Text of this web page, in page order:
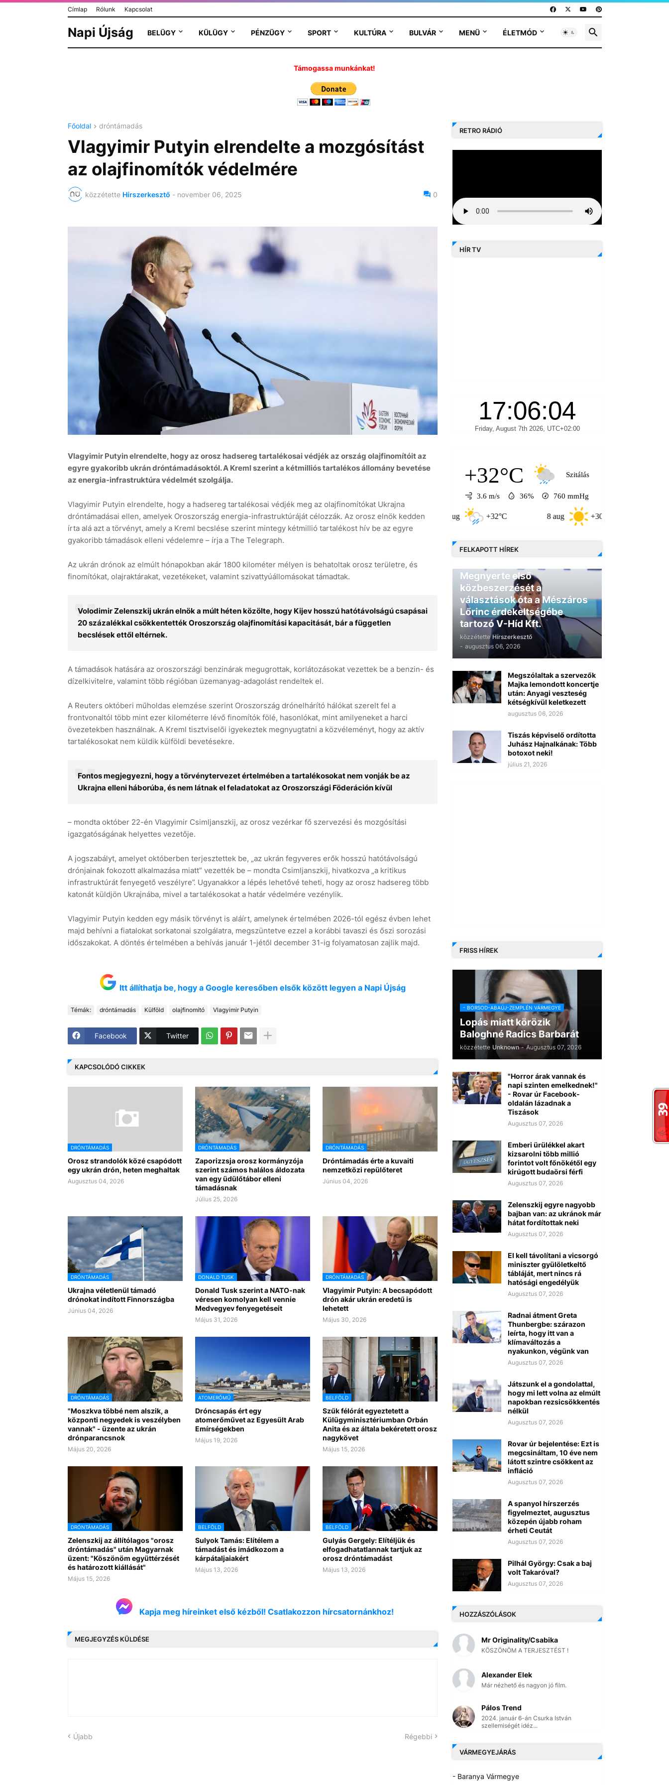
Címlap Rólunk Kapcsolat
Napi Újság BELÜGY KÜLÜGY PÉNZÜGY SPORT KULTÚRA BULVÁR MENÜ ÉLETMÓD
Támogassa munkánkat!
Főoldal dróntámadás
Vlagyimir Putyin elrendelte a mozgósítást
az olajfinomítók védelmére
közzétette Hírszerkesztő - november 06, 2025 0
Vlagyimir Putyin elrendelte, hogy az orosz hadsereg tartalékosai védjék az ország olajfinomítóit az
egyre gyakoribb ukrán dróntámadásoktól. A Kreml szerint a kétmilliós tartalékos állomány bevetése
az energia-infrastruktúra védelmét szolgálja.
Vlagyimir Putyin elrendelte, hogy a hadsereg tartalékosai védjék meg az olajfinomítókat Ukrajna
dróntámadásai ellen, amelyek Oroszország energia-infrastruktúráját célozzák. Az orosz elnök kedden
írta alá azt a törvényt, amely a Kreml becslése szerint mintegy kétmillió tartalékost hív be az egyre
gyakoribb támadások elleni védelemre – írja a The Telegraph.
Az ukrán drónok az elmúlt hónapokban akár 1800 kilométer mélyen is behatoltak orosz területre, és
finomítókat, olajraktárakat, vezetékeket, valamint szivattyúállomásokat támadtak.
Volodimir Zelenszkij ukrán elnök a múlt héten közölte, hogy Kijev hosszú hatótávolságú csapásai
20 százalékkal csökkentették Oroszország olajfinomítási kapacitását, bár a független
becslések ettől eltérnek.
A támadások hatására az oroszországi benzinárak megugrottak, korlátozásokat vezettek be a benzin- és
dízelkivitelre, valamint több régióban üzemanyag-adagolást rendeltek el.
A Reuters októberi műholdas elemzése szerint Oroszország drónelhárító hálókat szerelt fel a
frontvonaltól több mint ezer kilométerre lévő finomítók fölé, hasonlókat, mint amilyeneket a harci
övezetekben használnak. A Kreml tisztviselői igyekeztek megnyugtatni a közvéleményt, hogy az aktív
tartalékosokat nem küldik külföldi bevetésekre.
Fontos megjegyezni, hogy a törvénytervezet értelmében a tartalékosokat nem vonják be az
Ukrajna elleni háborúba, és nem látnak el feladatokat az Oroszországi Föderáción kívül
– mondta október 22-én Vlagyimir Csimljanszkij, az orosz vezérkar fő szervezési és mozgósítási
igazgatóságának helyettes vezetője.
A jogszabályt, amelyet októberben terjesztettek be, „az ukrán fegyveres erők hosszú hatótávolságú
drónjainak fokozott alkalmazása miatt” vezették be – mondta Csimljanszkij, hivatkozva „a kritikus
infrastruktúrát fenyegető veszélyre”. Ugyanakkor a lépés lehetővé teheti, hogy az orosz hadsereg több
katonát küldjön Ukrajnába, mivel a tartalékosokat a határ védelmére vezénylik.
Vlagyimir Putyin kedden egy másik törvényt is aláírt, amelynek értelmében 2026-tól egész évben lehet
majd behívni a fiatalokat sorkatonai szolgálatra, megszüntetve ezzel a korábbi tavaszi és őszi sorozási
időszakokat. A döntés értelmében a behívás január 1-jétől december 31-ig folyamatosan zajlik majd.
Itt állíthatja be, hogy a Google keresőben elsők között legyen a Napi Újság
Témák: dróntámadás Külföld olajfinomító Vlagyimir Putyin
Facebook Twitter
KAPCSOLÓDÓ CIKKEK
DRÓNTÁMADÁS
Orosz strandolók közé csapódott
egy ukrán drón, heten meghaltak
Augusztus 04, 2026
DRÓNTÁMADÁS
Zaporizzsja orosz kormányzója
szerint számos halálos áldozata
van egy üdülőtábor elleni
támadásnak
Július 25, 2026
DRÓNTÁMADÁS
Dróntámadás érte a kuvaiti
nemzetközi repülőteret
Június 04, 2026
DRÓNTÁMADÁS
Ukrajna véletlenül támadó
drónokat indított Finnországba
Június 04, 2026
DONALD TUSK
Donald Tusk szerint a NATO-nak
véresen komolyan kell vennie
Medvegyev fenyegetéseit
Május 31, 2026
DRÓNTÁMADÁS
Vlagyimir Putyin: A becsapódott
drón akár ukrán eredetű is
lehetett
Május 30, 2026
DRÓNTÁMADÁS
"Moszkva többé nem alszik, a
központi negyedek is veszélyben
vannak" - üzente az ukrán
drónparancsnok
Május 20, 2026
ATOMERŐMŰ
Dróncsapás ért egy
atomerőművet az Egyesült Arab
Emírségekben
Május 19, 2026
BELFÖLD
Szűk félórát egyeztetett a
Külügyminisztériumban Orbán
Anita és az általa bekéretett orosz
nagykövet
Május 15, 2026
DRÓNTÁMADÁS
Zelenszkij az állítólagos "orosz
dróntámadás" után Magyarnak
üzent: "Köszönöm együttérzését
és határozott kiállását"
Május 15, 2026
BELFÖLD
Sulyok Tamás: Elítélem a
támadást és imádkozom a
kárpátaljaiakért
Május 13, 2026
BELFÖLD
Gulyás Gergely: Elítéljük és
elfogadhatatlannak tartjuk az
orosz dróntámadást
Május 13, 2026
Kapja meg híreinket első kézből! Csatlakozzon hírcsatornánkhoz!
MEGJEGYZÉS KÜLDÉSE
Újabb Régebbi
RETRO RÁDIÓ
HÍR TV
+32°C Szitálás
3.6 m/s 36% 760 mmHg
7 aug +32°C +30°C
FELKAPOTT HÍREK
Megnyerte első
közbeszerzését a
választások óta a Mészáros
Lőrinc érdekeltségébe
tartozó V-Híd Kft.
közzétette Hírszerkesztő
- augusztus 06, 2026
Megszólaltak a szervezők
Majka lemondott koncertje
után: Anyagi veszteség
kétségkívül keletkezett
augusztus 06, 2026
Tiszás képviselő ordította
Juhász Hajnalkának: Több
botoxot neki!
július 21, 2026
FRISS HÍREK
- BORSOD-ABAÚJ-ZEMPLÉN VÁRMEGYE
Lopás miatt körözik
Baloghné Radics Barbarát
közzétette Unknown - Augusztus 07, 2026
"Horror árak vannak és
napi szinten emelkednek!"
- Rovar úr Facebook-
oldalán lázadnak a
Tiszások
Augusztus 07, 2026
Emberi ürülékkel akart
kizsarolni több millió
forintot volt főnökétől egy
kirúgott budaörsi férfi
Augusztus 07, 2026
Zelenszkij egyre nagyobb
bajban van: az ukránok már
hátat fordítottak neki
Augusztus 07, 2026
El kell távolítani a vicsorgó
miniszter gyülöletkeltő
tábláját, mert nincs rá
hatósági engedélyük
Augusztus 07, 2026
Radnai átment Greta
Thunbergbe: szárazon
leírta, hogy itt van a
klímaváltozás a
nyakunkon, végünk van
Augusztus 07, 2026
Játszunk el a gondolattal,
hogy mi lett volna az elmúlt
napokban rezsicsökkentés
nélkül
Augusztus 07, 2026
Rovar úr bejelentése: Ezt is
megcsináltam, 10 éve nem
látott szintre csökkent az
infláció
Augusztus 07, 2026
A spanyol hírszerzés
figyelmeztet, augusztus
közepén újabb roham
érheti Ceutát
Augusztus 07, 2026
Pilhál György: Csak a baj
volt Takaróval?
Augusztus 07, 2026
HOZZÁSZÓLÁSOK
Mr Originality/Csabika
KÖSZÖNÖM A TERJESZTÉST !
Alexander Elek
Már nézhető és nagyon jó film.
Pálos Trend
2024. január 6-án Csurka István
szellemiségét idéz...
VÁRMEGYEJÁRÁS
- Baranya Vármegye